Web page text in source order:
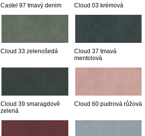
Castel 97 tmavý denim Cloud 03 krémová
Cloud 33 zelenošedá
Cloud 37 tmavá
mentolová
Cloud 39 smaragdově
zelená
Cloud 60 pudrová růžová